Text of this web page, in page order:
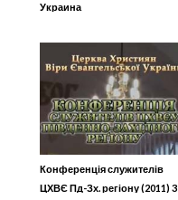
Украина
Конференція служителів
ЦХВЄ Пд-Зх. регіону (2011) 3